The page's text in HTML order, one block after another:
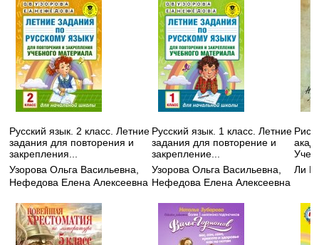
Русский язык. 2 класс. Летние
задания для повторения и
закрепления...
Узорова Ольга Васильевна
Нефедова Елена Алексеевна
Русский язык. 1 класс. Летние
задания для повторение и
закрепление...
Узорова Ольга Васильевна
Нефедова Елена Алексеевна
Ли